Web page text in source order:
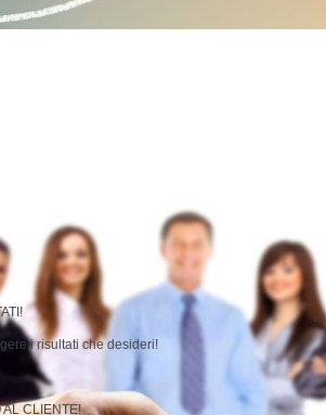
i risultati che desideri!
AL CLIENTE!